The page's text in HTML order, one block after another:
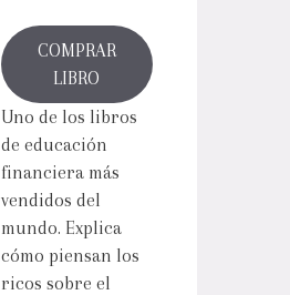
COMPRAR
LIBRO
Uno de los libros
de educación
financiera más
vendidos del
mundo. Explica
cómo piensan los
ricos sobre el